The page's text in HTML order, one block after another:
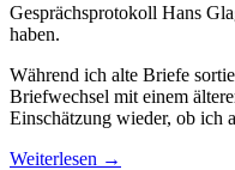
Gesprächsprotokoll Hans
haben.
Während ich alte Briefe
Briefwechsel mit einem
Einschätzung wieder, ob ich
Weiterlesen →